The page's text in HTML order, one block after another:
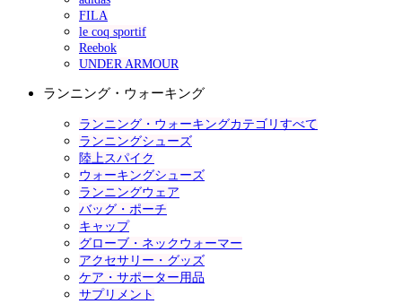
FILA
le coq sportif
Reebok
UNDER ARMOUR
ランニング・ウォーキング
ランニング・ウォーキングカテゴリすべて
ランニングシューズ
陸上スパイク
ウォーキングシューズ
ランニングウェア
バッグ・ポーチ
キャップ
グローブ・ネックウォーマー
アクセサリー・グッズ
ケア・サポーター用品
サプリメント